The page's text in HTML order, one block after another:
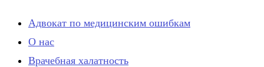
Адвокат по медицинским ошибкам
О нас
Врачебная халатность